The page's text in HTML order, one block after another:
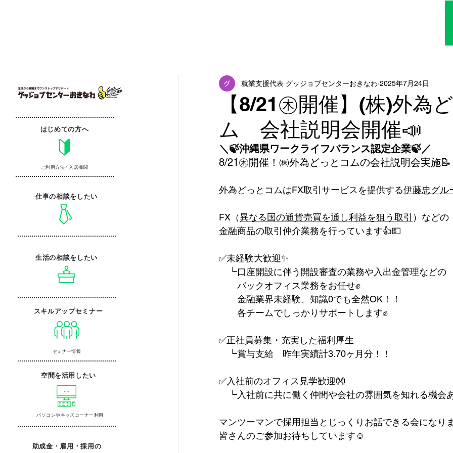
【8/21㊍開催】(株)外為
ム 会社説明会開催📣
就業支援代表 グッジョブセンターおきなわ 2025年7月24日
＼🍃沖縄県ワークライフバランス認定企業🍃／
8/21㊍開催！㈱外為どっとコムの会社説明会実施📝
外為どっとコムはFX取引サービスを提供する伊藤忠グル
FX（異なる国の通貨売買を通し利益を狙う取引 ）などの
金融商品の取引仲介業務を行っています👍💵
✅未経験大歓迎✨
┗口座開設に伴う開設審査の業務や入出金管理などの
バックオフィス業務をお任せ✊
金融業界未経験、知識0でも全然OK！！
各チームでしっかりサポートします✊
✅正社員募集・充実した福利厚生
┗賞与支給　昨年実績計3.70ヶ月分！！
✅入社前のオフィス見学歓迎👐
┗入社前に共に働く仲間や会社の雰囲気を知れる機会
マンツーマンで採用担当とじっくりお話できる会になりま
皆さんのご参加お待ちしています☺
はじめての方へ
ご利用方法 / 入居機関
スキルアップセミナー
空間を活用したい
パソコンやキッズコーナー利用
助成金・雇用・採用の
セミナー情報
生活の相談をしたい
仕事の相談をしたい